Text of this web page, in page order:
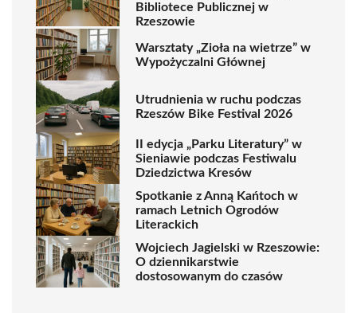
Bibliotece Publicznej w
Rzeszowie
Warsztaty „Zioła na wietrze” w
Wypożyczalni Głównej
Utrudnienia w ruchu podczas
Rzeszów Bike Festival 2026
II edycja „Parku Literatury” w
Sieniawie podczas Festiwalu
Dziedzictwa Kresów
Spotkanie z Anną Kańtoch w
ramach Letnich Ogrodów
Literackich
Wojciech Jagielski w Rzeszowie:
O dziennikarstwie
dostosowanym do czasów